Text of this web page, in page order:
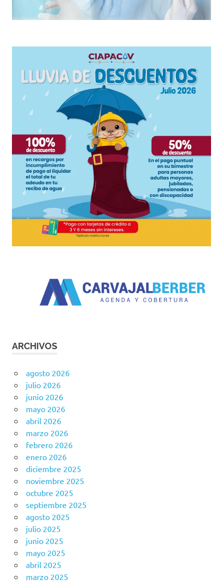
ARCHIVOS
agosto 2026
julio 2026
junio 2026
mayo 2026
abril 2026
marzo 2026
febrero 2026
enero 2026
diciembre 2025
noviembre 2025
octubre 2025
septiembre 2025
agosto 2025
julio 2025
junio 2025
mayo 2025
abril 2025
marzo 2025